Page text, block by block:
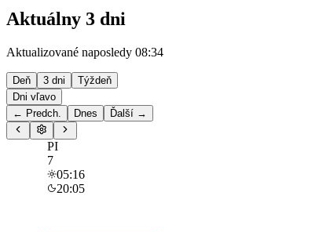
Aktuálny 3 dni
Aktualizované naposledy 08:34
Deň 3 dni
Týždeň
Dni vľavo
← Predch.
Dnes Ďalší →
PI
7
05:16
20:05